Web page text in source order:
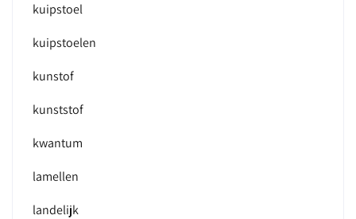
kuipstoel
kuipstoelen
kunstof
kunststof
kwantum
lamellen
landelijk